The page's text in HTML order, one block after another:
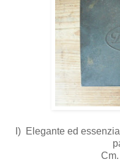
I) Elegante ed